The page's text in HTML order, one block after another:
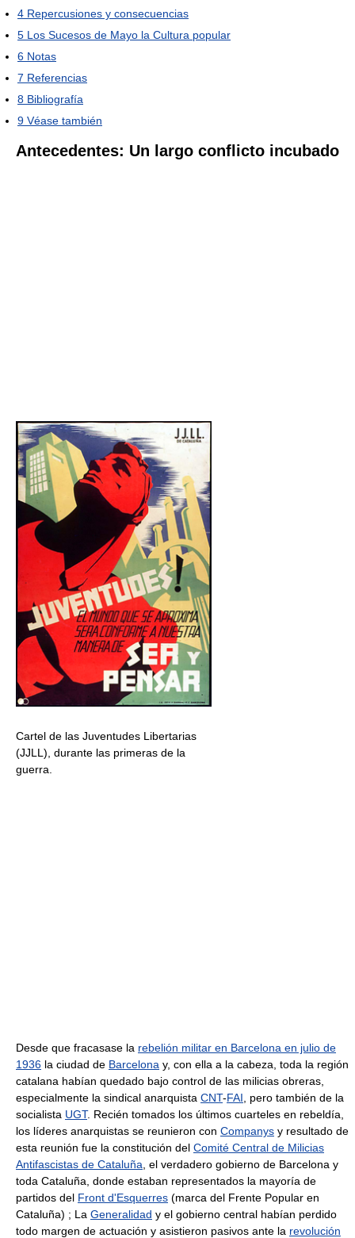
4 Repercusiones y consecuencias
5 Los Sucesos de Mayo la Cultura popular
6 Notas
7 Referencias
8 Bibliografía
9 Véase también
Antecedentes: Un largo conflicto incubado
Cartel de las Juventudes Libertarias
(JJLL), durante las primeras de la
guerra.
Desde que fracasase la rebelión militar en Barcelona en julio de
1936 la ciudad de Barcelona y, con ella a la cabeza, toda la región
catalana habían quedado bajo control de las milicias obreras,
especialmente la sindical anarquista CNT-FAI , pero también de la
socialista UGT. Recién tomados los últimos cuarteles en rebeldía,
los líderes anarquistas se reunieron con Companys y resultado de
esta reunión fue la constitución del Comité Central de Milicias
Antifascistas de Cataluña , el verdadero gobierno de Barcelona y
toda Cataluña, donde estaban representados la mayoría de
partidos del Front d'Esquerres (marca del Frente Popular en
Cataluña) ; La Generalidad y el gobierno central habían perdido
todo margen de actuación y asistieron pasivos ante la revolución